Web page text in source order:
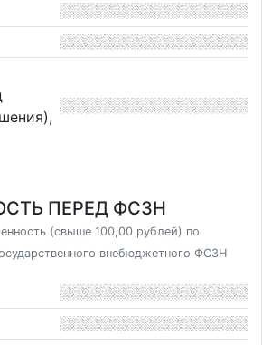
ПЕРЕД ФСЗН
(свыше 100,00 рублей) по
внебюджетного ФСЗН